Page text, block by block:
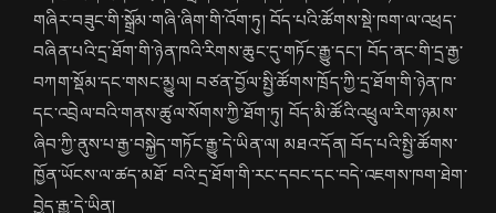
གཞིར་བཟུང་གི་སྒྲོམ་གཞི་ཞིག་གི་འོག་ཏུ། བོད་པའི་ཚོགས་སྡེ་ཁག་ལ་འཕྲད་
བཞིན་པའི་དྲ་ཐོག་གི་ཉེན་ཁའི་རིགས་ཆུང་དུ་གཏོང་རྒྱུ་དང་། བོད་ནང་གི་དྲ་རྒྱ་
བཀག་སྡོམ་དང་གསང་མྱུལ། བཙན་བྱོལ་སྤྱི་ཚོགས་ཁྲོད་ཀྱི་དྲ་ཐོག་གི་ཉེན་ཁ་
དང་འབྲེལ་བའི་གནས་ཚུལ་སོགས་ཀྱི་ཐོག་ཏུ། བོད་མི་ཚོའི་འཕྲུལ་རིག་ཉམས་
ཞིབ་ཀྱི་ནུས་པ་རྒྱ་བསྐྱེད་གཏོང་རྒྱུ་དེ་ཡིན་ལ། མཐའ་དོན། བོད་པའི་སྤྱི་ཚོགས་
ཁྱོན་ཡོངས་ལ་ཚད་མཐོ་ བའི་དྲ་ཐོག་གི་རང་དབང་དང་བདེ་འཇགས་ཁག་ཐེག་
བྱེད་རྒྱུ་དེ་ཡིན།